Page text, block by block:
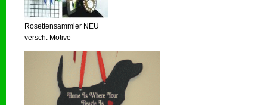
Rosettensammler NEU
versch. Motive